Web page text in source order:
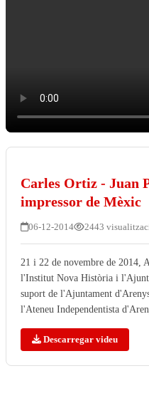
Carles Ortiz - Juan
impressor de Mèxic
06-12-2014 2443
21 i 22 de novembre de 2014,
l'Institut Nova Història i
suport de l'Ajuntament
l'Ateneu Independentista
Descarregar videu